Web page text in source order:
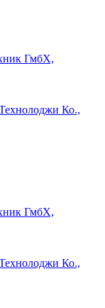
ГмбХ,
Ко.,
ГмбХ,
Ко.,